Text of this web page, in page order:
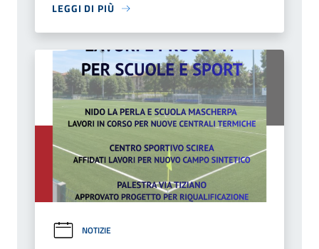
LEGGI DI PIÙ
NOTIZIE